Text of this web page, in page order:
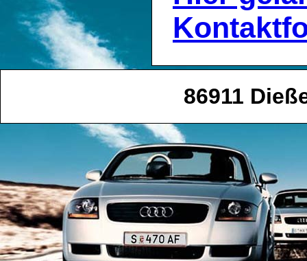
86911